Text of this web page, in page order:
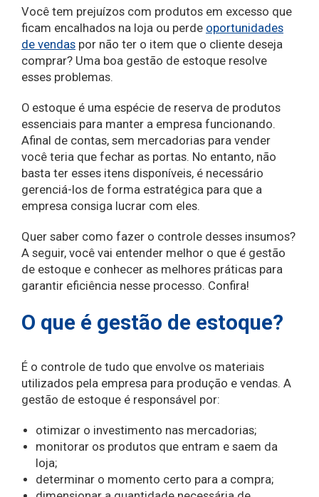
Você tem prejuízos com produtos em excesso que
ficam encalhados na loja ou perde oportunidades
de vendas por não ter o item que o cliente deseja
comprar? Uma boa gestão de estoque resolve
esses problemas.
O estoque é uma espécie de reserva de produtos
essenciais para manter a empresa funcionando.
Afinal de contas, sem mercadorias para vender
você teria que fechar as portas. No entanto, não
basta ter esses itens disponíveis, é necessário
gerenciá-los de forma estratégica para que a
empresa consiga lucrar com eles.
Quer saber como fazer o controle desses insumos?
A seguir, você vai entender melhor o que é gestão
de estoque e conhecer as melhores práticas para
garantir eficiência nesse processo. Confira!
O que é gestão de estoque?
É o controle de tudo que envolve os materiais
utilizados pela empresa para produção e vendas. A
gestão de estoque é responsável por:
otimizar o investimento nas mercadorias;
monitorar os produtos que entram e saem da
loja;
determinar o momento certo para a compra;